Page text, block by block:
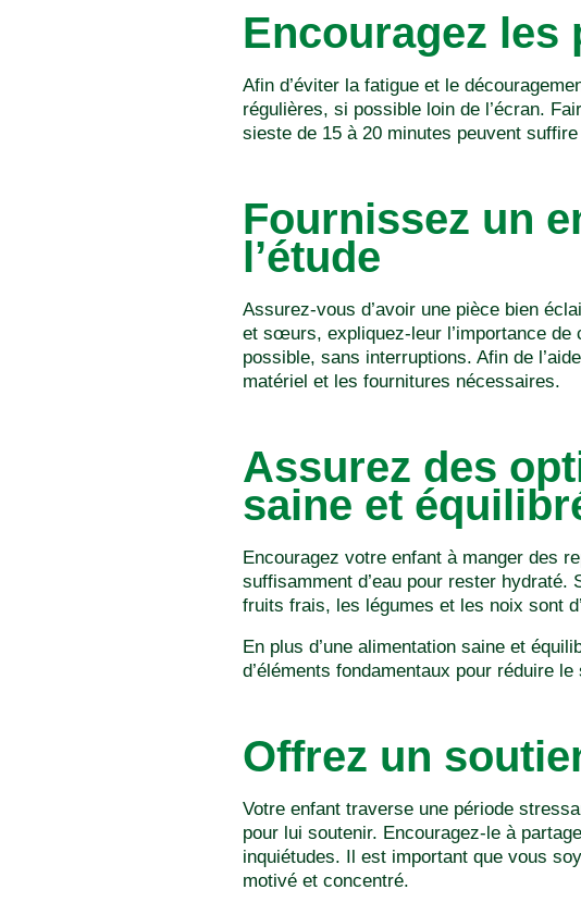
Encouragez les
Afin d’éviter la fatigue et le
régulières, si possible loin de l’écran.
sieste de 15 à 20 minutes peuvent
Fournissez un
l’étude
Assurez-vous d’avoir une pièce bien
et sœurs, expliquez-leur l’importance de
possible, sans interruptions. Afin de
matériel et les fournitures nécessaires.
Assurez des
saine et
Encouragez votre enfant à manger des
suffisamment d’eau pour rester
fruits frais, les légumes et les noix sont
En plus d’une alimentation saine et
d’éléments fondamentaux pour réduire
Offrez un
Votre enfant traverse une période
pour lui soutenir. Encouragez-le à
inquiétudes. Il est important que vous
motivé et concentré.